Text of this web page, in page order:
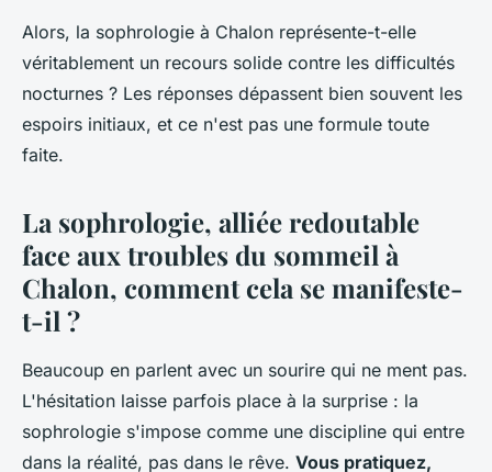
Alors, la sophrologie à Chalon représente-t-elle
véritablement un recours solide contre les difficultés
nocturnes ? Les réponses dépassent bien souvent les
espoirs initiaux, et ce n'est pas une formule toute
faite.
La sophrologie, alliée redoutable
face aux troubles du sommeil à
Chalon, comment cela se manifeste-
t-il ?
Beaucoup en parlent avec un sourire qui ne ment pas.
L'hésitation laisse parfois place à la surprise : la
sophrologie s'impose comme une discipline qui entre
dans la réalité, pas dans le rêve. Vous pratiquez,